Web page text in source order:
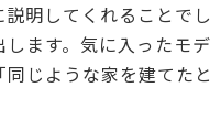
明してくれることで
ます。気に入ったモ
じような家を建てた